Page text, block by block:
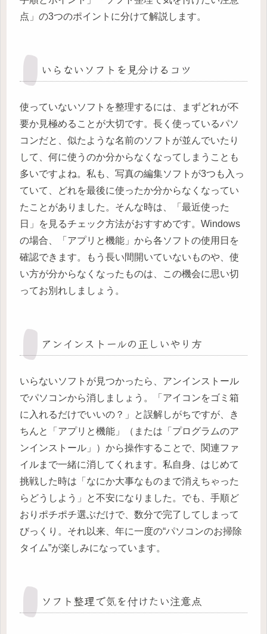
点」の3つのポイントに分けて解説します。
いらないソフトを見分けるコツ
使っていないソフトを整理するには、まずどれが不
要か見極めることが大切です。長く使っているパソ
コンだと、似たような名前のソフトが並んでいたり
して、何に使うのか分からなくなってしまうことも
多いですよね。私も、写真の編集ソフトが3つも入っ
ていて、どれを最後に使ったか分からなくなってい
たことがありました。そんな時は、「最近使った
日」を見るチェック方法がおすすめです。Windows
の場合、「アプリと機能」から各ソフトの使用日を
確認できます。もう長い間開いていないものや、使
い方が分からなくなったものは、この機会に思い切
ってお別れしましょう。
アンインストールの正しいやり方
いらないソフトが見つかったら、アンインストール
でパソコンから消しましょう。「アイコンをゴミ箱
に入れるだけでいいの？」と誤解しがちですが、き
ちんと「アプリと機能」（または「プログラムのア
ンインストール」）から操作することで、関連ファ
イルまで一緒に消してくれます。私自身、はじめて
挑戦した時は「なにか大事なものまで消えちゃった
らどうしよう」と不安になりました。でも、手順ど
おりポチポチ選ぶだけで、数分で完了してしまって
びっくり。それ以来、年に一度の“パソコンのお掃除
タイム”が楽しみになっています。
ソフト整理で気を付けたい注意点